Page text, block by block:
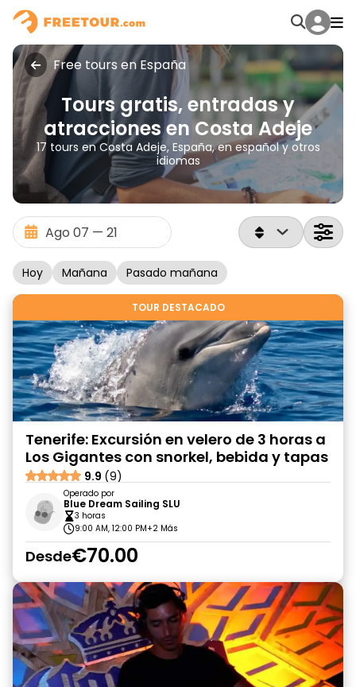
Free tours en España
Tours gratis, entradas y
atracciones en Costa Adeje
17 tours en Costa Adeje, España, en español y otros
idiomas
Hoy Mañana Pasado mañana
TOUR DESTACADO
Tenerife: Excursión en velero de 3 horas a
Los Gigantes con snorkel, bebida y tapas
9.9 (9)
Operado por
Blue Dream Sailing SLU
3 horas
9:00 AM, 12:00 PM+2 Más
Desde€70.00